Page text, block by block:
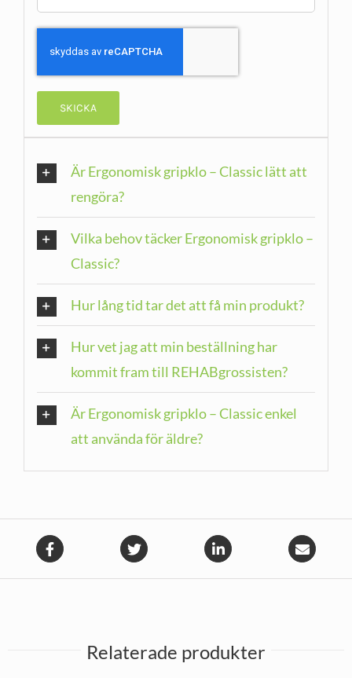
Är Ergonomisk gripklo – Classic lätt att
rengöra?
Vilka behov täcker Ergonomisk gripklo –
Classic?
Hur lång tid tar det att få min produkt?
Hur vet jag att min beställning har
kommit fram till REHABgrossisten?
Är Ergonomisk gripklo – Classic enkel
att använda för äldre?
Relaterade produkter